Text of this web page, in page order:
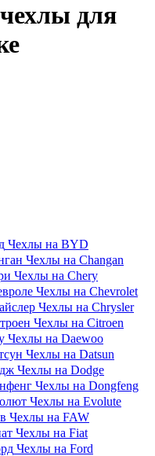
для
Чехлы на BYD
Чехлы на Changan
Чехлы на Chery
Чехлы на Chevrolet
Чехлы на Chrysler
Чехлы на Citroen
Чехлы на Daewoo
Чехлы на Datsun
Чехлы на Dodge
Чехлы на Dongfeng
Чехлы на Evolute
Чехлы на FAW
Чехлы на Fiat
Чехлы на Ford